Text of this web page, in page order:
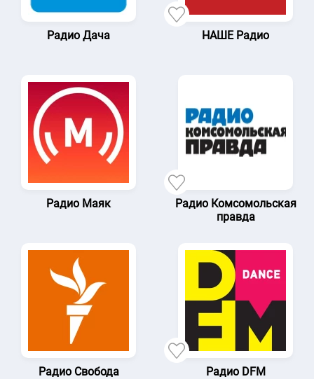
Радио Дача НАШЕ Радио
Радио Маяк
Радио Комсомольская
правда
Радио Свобода Радио DFM